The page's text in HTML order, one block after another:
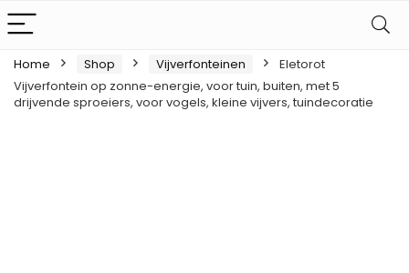
Home Shop Vijverfonteinen
Eletorot
Vijverfontein op zonne-energie, voor tuin, buiten, met 5
drijvende sproeiers, voor vogels, kleine vijvers, tuindecoratie